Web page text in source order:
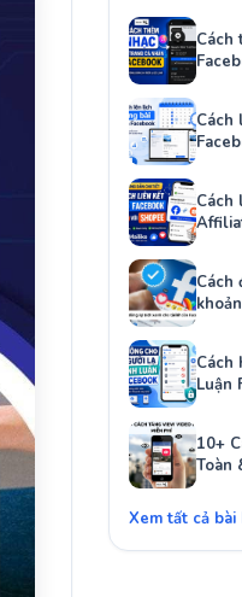
Cách
Cách
thoại
Cách
Cách
Cách
Luận
Tính
10+
Toàn
Xem tất cả